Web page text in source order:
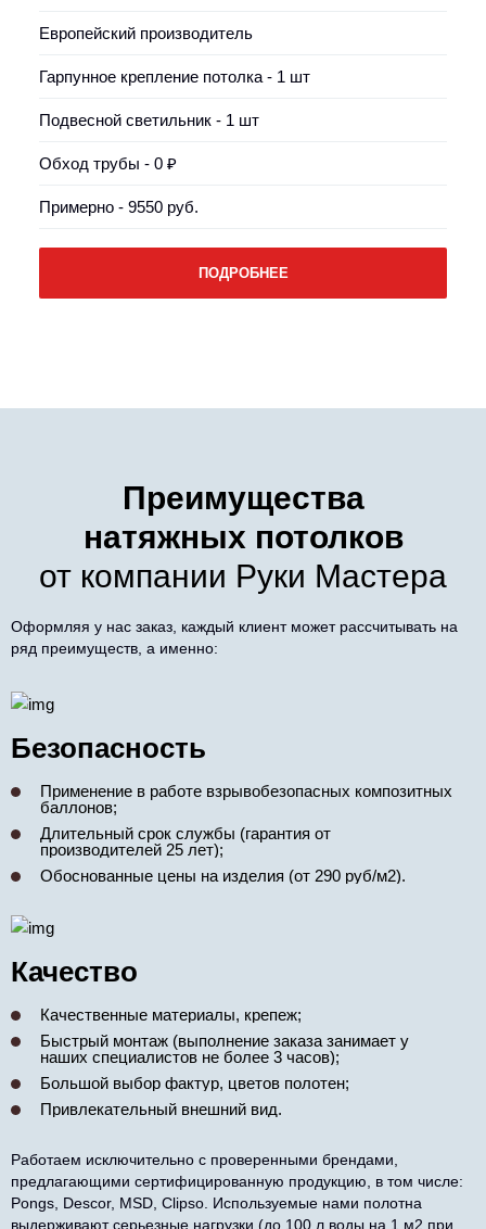
Европейский производитель
Гарпунное крепление потолка - 1 шт
Подвесной светильник - 1 шт
Обход трубы - 0 ₽
Примерно - 9550 руб.
ПОДРОБНЕЕ
Преимущества
натяжных потолков
от компании Руки Мастера
Оформляя у нас заказ, каждый клиент может рассчитывать на
ряд преимуществ, а именно:
Безопасность
Применение в работе взрывобезопасных композитных
баллонов;
Длительный срок службы (гарантия от
производителей 25 лет);
Обоснованные цены на изделия (от 290 руб/м2).
Качество
Качественные материалы, крепеж;
Быстрый монтаж (выполнение заказа занимает у
наших специалистов не более 3 часов);
Большой выбор фактур, цветов полотен;
Привлекательный внешний вид.
Работаем исключительно с проверенными брендами,
предлагающими сертифицированную продукцию, в том числе:
Pongs, Descor, MSD, Clipso. Используемые нами полотна
выдерживают серьезные нагрузки (до 100 л воды на 1 м2 при